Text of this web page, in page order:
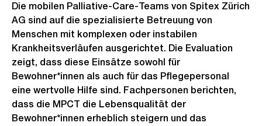
Die mobilen Palliative-Care-Teams von Spitex Zürich
AG sind auf die spezialisierte Betreuung von
Menschen mit komplexen oder instabilen
Krankheitsverläufen ausgerichtet. Die Evaluation
zeigt, dass diese Einsätze sowohl für
Bewohner*innen als auch für das Pflegepersonal
eine wertvolle Hilfe sind. Fachpersonen berichten,
dass die MPCT die Lebensqualität der
Bewohner*innen erheblich steigern und das